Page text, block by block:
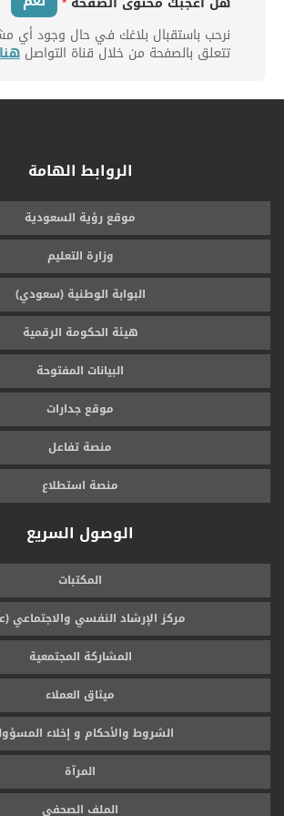
نرحب باستقبال بلاغك في حال وجود أي
تتعلق بالصفحة من خلال قناة التواصل هنا
الروابط الهامة
موقع رؤية السعودية
وزارة التعليم
البوابة الوطنية (سعودي)
هيئة الحكومة الرقمية
البيانات المفتوحة
موقع جدارات
منصة تفاعل
منصة استطلاع
الوصول السريع
المكتبات
مركز الإرشاد النفسي والاجتماعي
المشاركة المجتمعية
ميثاق العملاء
الشروط والأحكام و إخلاء
المرآة
الملف الصحفي